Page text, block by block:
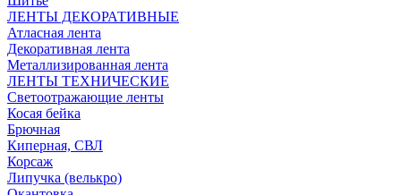
ЛЕНТЫ ДЕКОРАТИВНЫЕ
Атласная лента
Декоративная лента
Металлизированная лента
ЛЕНТЫ ТЕХНИЧЕСКИЕ
Светоотражающие ленты
Косая бейка
Брючная
Киперная, СВЛ
Корсаж
Липучка (велькро)